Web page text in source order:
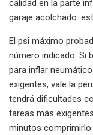
calidad en la parte
garaje acolchado.
El psi máximo
número indicado. Si
para inflar
exigentes, vale la
tendrá dificultades
tareas más
minutos